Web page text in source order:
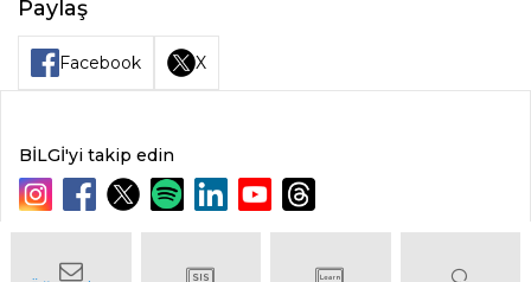
Paylaş
Facebook X
BİLGİ'yi takip edin